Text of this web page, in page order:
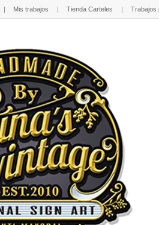
Mis trabajos Tienda Carteles Trabajos